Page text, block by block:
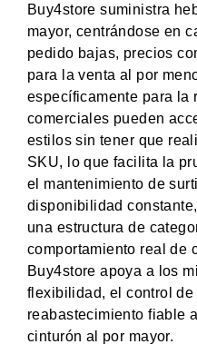
Buy4store suministra
mayor, centrándose en
pedido bajas, precios
para la venta al por
específicamente para la
comerciales pueden
estilos sin tener que
SKU, lo que facilita la
el mantenimiento de
disponibilidad
una estructura de
comportamiento real de
Buy4store apoya a los
flexibilidad, el control de
reabastecimiento fiable
cinturón al por mayor.